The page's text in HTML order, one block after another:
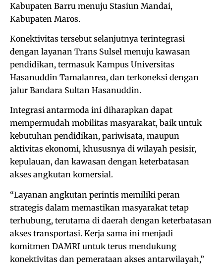
Kabupaten Barru menuju Stasiun Mandai,
Kabupaten Maros.
Konektivitas tersebut selanjutnya terintegrasi
dengan layanan Trans Sulsel menuju kawasan
pendidikan, termasuk Kampus Universitas
Hasanuddin Tamalanrea, dan terkoneksi dengan
jalur Bandara Sultan Hasanuddin.
Integrasi antarmoda ini diharapkan dapat
mempermudah mobilitas masyarakat, baik untuk
kebutuhan pendidikan, pariwisata, maupun
aktivitas ekonomi, khususnya di wilayah pesisir,
kepulauan, dan kawasan dengan keterbatasan
akses angkutan komersial.
“Layanan angkutan perintis memiliki peran
strategis dalam memastikan masyarakat tetap
terhubung, terutama di daerah dengan keterbatasan
akses transportasi. Kerja sama ini menjadi
komitmen DAMRI untuk terus mendukung
konektivitas dan pemerataan akses antarwilayah,”